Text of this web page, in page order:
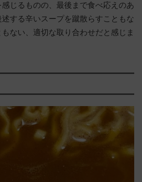
じるものの、最後まで食べ応えのあ
する辛いスープを蹴散らすこともな
ない、適切な取り合わせだと感じま